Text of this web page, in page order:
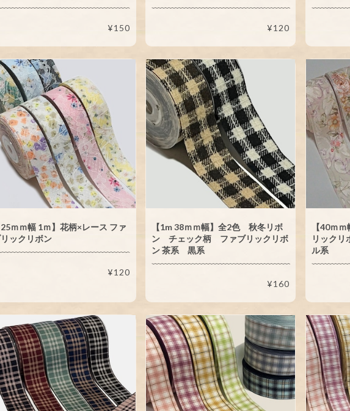
¥150 ¥120
ｍｍ幅 1ｍ】花柄×レース ファ
ックリボン
¥120
【1m 38ｍｍ幅】全2色 秋冬リボ
ン チェック柄 ファブリックリボ
ン 茶系 黒系
¥160
【40ｍ
リックリ
ル系